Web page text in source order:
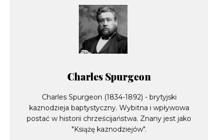
Charles Spurgeon
Charles Spurgeon (1834-1892) - brytyjski
kaznodzieja baptystyczny. Wybitna i wpływowa
postać w historii chrześcijaństwa. Znany jest jako
"Książę kaznodziejów".